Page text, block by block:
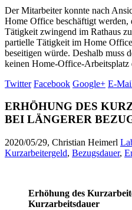
Der Mitarbeiter konnte nach
Home Office beschäftigt werden,
Tätigkeit zwingend im Rathaus
partielle Tätigkeit im Home
beseitigen würde. Deshalb muss
keinen Home-Office-Arbeitsplatz
Twitter Facebook Google+ E-
ERHÖHUNG DES
BEI LÄNGERER
2020/05/29, Christian Heimerl
Kurzarbeitergeld, Bezugsdauer,
Erhöhung des
Kurzarbeitsdauer